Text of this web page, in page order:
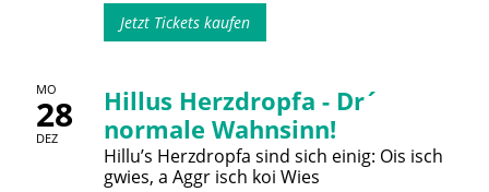
Jetzt Tickets kaufen
MO
28
DEZ
Hillus Herzdropfa - Dr´
normale Wahnsinn!
Hillu’s Herzdropfa sind sich einig: Ois isch
gwies, a Aggr isch koi Wies